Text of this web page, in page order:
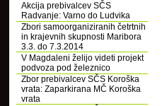
Akcija prebivalcev SČS
Radvanje: Varno do Ludvika
Zbori samoorganiziranih četrtnih
in krajevnih skupnosti Maribora
3.3. do 7.3.2014
V Magdaleni želijo videti projekt
podvoza pod železnico
Zbor prebivalcev SČS Koroška
vrata: Zaparkirana MČ Koroška
vrata